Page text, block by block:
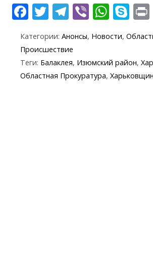
F
e
b
o
T
itt
er
T
e
gr
a
Vi
er
W
at
s
A
S
k
y
p
e
Категории: Анонсы, Новости,
Происшествие
Теги: Балаклея, Изюмский район,
Областная Прокуратура,